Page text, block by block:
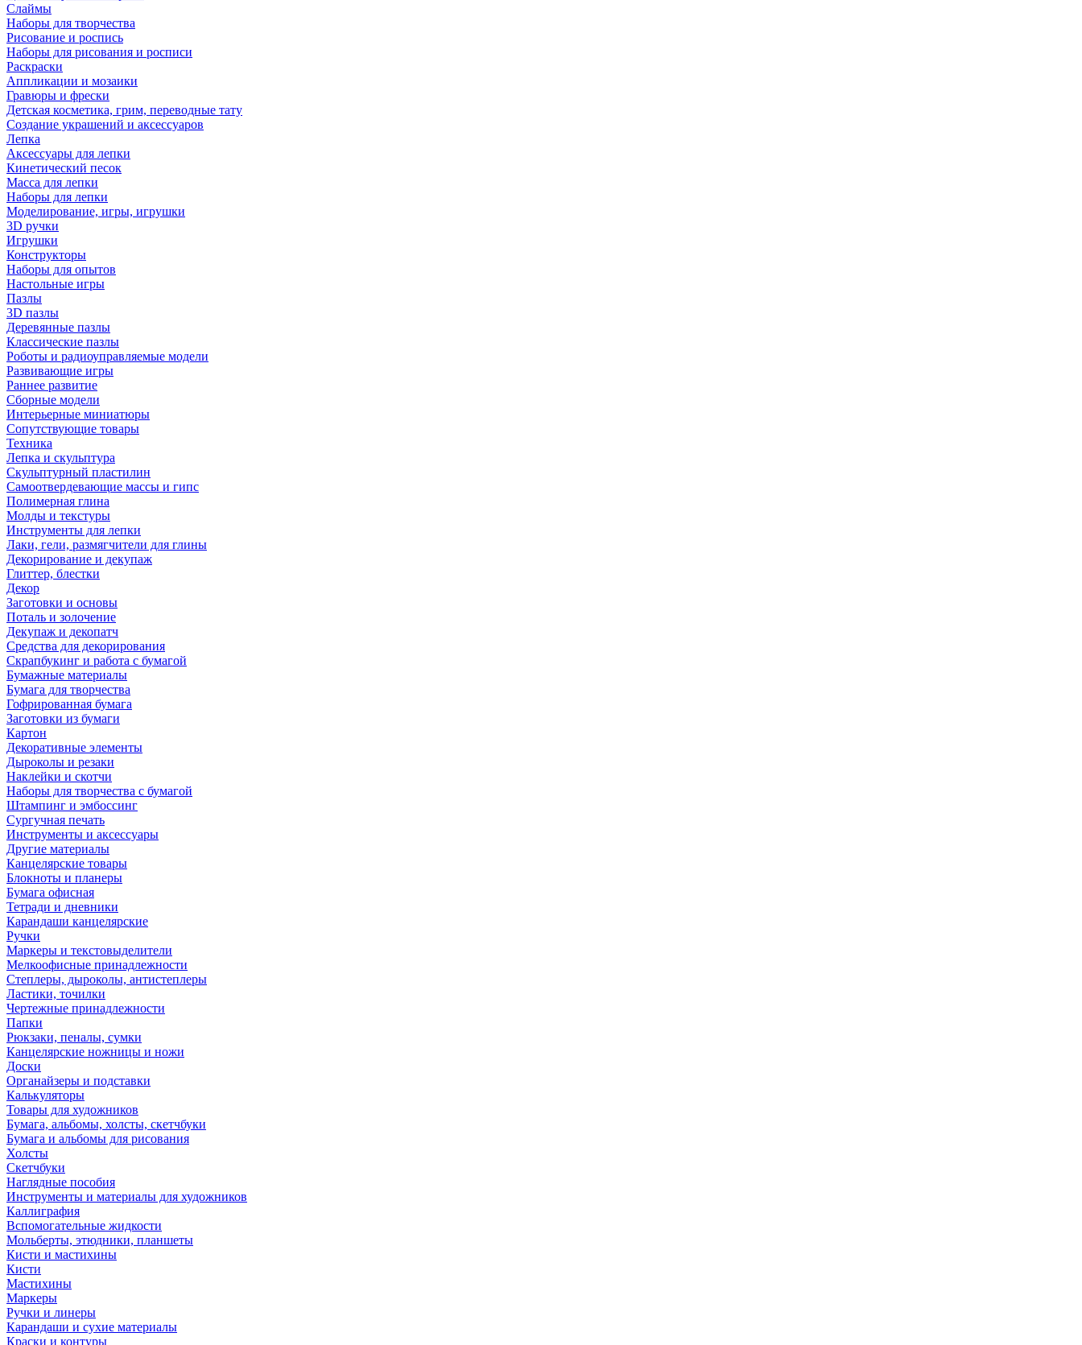
Слаймы
Наборы для творчества
Рисование и роспись
Наборы для рисования и росписи
Раскраски
Аппликации и мозаики
Гравюры и фрески
Детская косметика, грим, переводные тату
Создание украшений и аксессуаров
Лепка
Аксессуары для лепки
Кинетический песок
Масса для лепки
Наборы для лепки
Моделирование, игры, игрушки
3D ручки
Игрушки
Конструкторы
Наборы для опытов
Настольные игры
Пазлы
3D пазлы
Деревянные пазлы
Классические пазлы
Роботы и радиоуправляемые модели
Развивающие игры
Раннее развитие
Сборные модели
Интерьерные миниатюры
Сопутствующие товары
Техника
Лепка и скульптура
Скульптурный пластилин
Самоотвердевающие массы и гипс
Полимерная глина
Молды и текстуры
Инструменты для лепки
Лаки, гели, размягчители для глины
Декорирование и декупаж
Глиттер, блестки
Декор
Заготовки и основы
Поталь и золочение
Декупаж и декопатч
Средства для декорирования
Скрапбукинг и работа с бумагой
Бумажные материалы
Бумага для творчества
Гофрированная бумага
Заготовки из бумаги
Картон
Декоративные элементы
Дыроколы и резаки
Наклейки и скотчи
Наборы для творчества с бумагой
Штампинг и эмбоссинг
Сургучная печать
Инструменты и аксессуары
Другие материалы
Канцелярские товары
Блокноты и планеры
Бумага офисная
Тетради и дневники
Карандаши канцелярские
Ручки
Маркеры и текстовыделители
Мелкоофисные принадлежности
Степлеры, дыроколы, антистеплеры
Ластики, точилки
Чертежные принадлежности
Папки
Рюкзаки, пеналы, сумки
Канцелярские ножницы и ножи
Доски
Органайзеры и подставки
Калькуляторы
Товары для художников
Бумага, альбомы, холсты, скетчбуки
Бумага и альбомы для рисования
Холсты
Скетчбуки
Наглядные пособия
Инструменты и материалы для художников
Каллиграфия
Вспомогательные жидкости
Мольберты, этюдники, планшеты
Кисти и мастихины
Кисти
Мастихины
Маркеры
Ручки и линеры
Карандаши и сухие материалы
Краски и контуры